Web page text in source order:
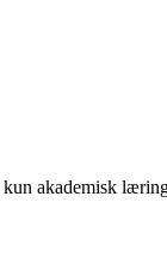
akademisk